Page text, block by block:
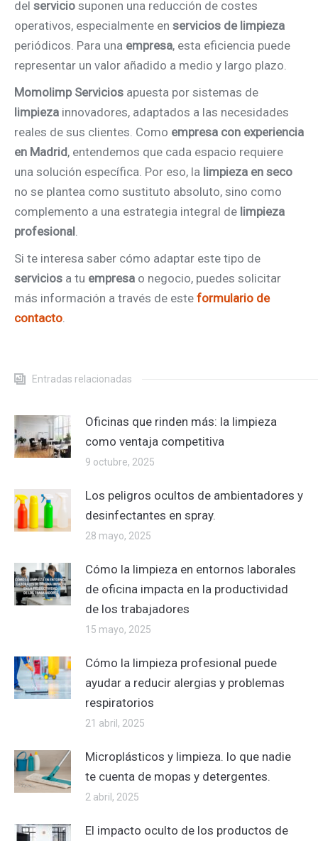
del servicio suponen una reducción de costes
operativos, especialmente en servicios de limpieza
periódicos. Para una empresa, esta eficiencia puede
representar un valor añadido a medio y largo plazo.
Momolimp Servicios apuesta por sistemas de
limpieza innovadores, adaptados a las necesidades
reales de sus clientes. Como empresa con experiencia
en Madrid, entendemos que cada espacio requiere
una solución específica. Por eso, la limpieza en seco
no se plantea como sustituto absoluto, sino como
complemento a una estrategia integral de limpieza
profesional.
Si te interesa saber cómo adaptar este tipo de
servicios a tu empresa o negocio, puedes solicitar
más información a través de este formulario de
contacto.
Entradas relacionadas
Oficinas que rinden más: la limpieza
como ventaja competitiva
9 octubre, 2025
Los peligros ocultos de ambientadores y
desinfectantes en spray.
28 mayo, 2025
Cómo la limpieza en entornos laborales
de oficina impacta en la productividad
de los trabajadores
15 mayo, 2025
Cómo la limpieza profesional puede
ayudar a reducir alergias y problemas
respiratorios
21 abril, 2025
Microplásticos y limpieza. lo que nadie
te cuenta de mopas y detergentes.
2 abril, 2025
El impacto oculto de los productos de